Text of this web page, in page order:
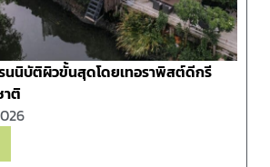
นนิบัติผิวขั้นสุดโดยเทอราพิสต์ดีกรี
าติ